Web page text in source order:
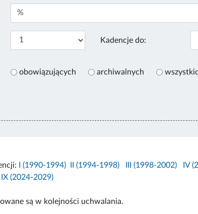
Kadencje do:
obowiązujących archiwalnych
I (1990-1994) II (1994-1998) III (1998-2002) IV
IX (2024-2029)
są w kolejności uchwalania.